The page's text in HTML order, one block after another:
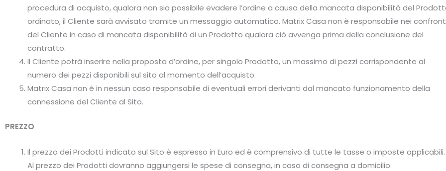
procedura di acquisto, qualora non sia possibile evadere l’ordine a causa della mancata disponibilità del
ordinato, il Cliente sarà avvisato tramite un messaggio automatico. Matrix Casa non è responsabile nei
del Cliente in caso di mancata disponibilità di un Prodotto qualora ciò avvenga prima della conclusione del
contratto.
Il Cliente potrà inserire nella proposta d’ordine, per singolo Prodotto, un massimo di pezzi corrispondente al
numero dei pezzi disponibili sul sito al momento dell’acquisto.
Matrix Casa non è in nessun caso responsabile di eventuali errori derivanti dal mancato funzionamento della
connessione del Cliente al Sito.
PREZZO
Il prezzo dei Prodotti indicato sul Sito è espresso in Euro ed è comprensivo di tutte le tasse o imposte applicabili.
Al prezzo dei Prodotti dovranno aggiungersi le spese di consegna, in caso di consegna a domicilio.